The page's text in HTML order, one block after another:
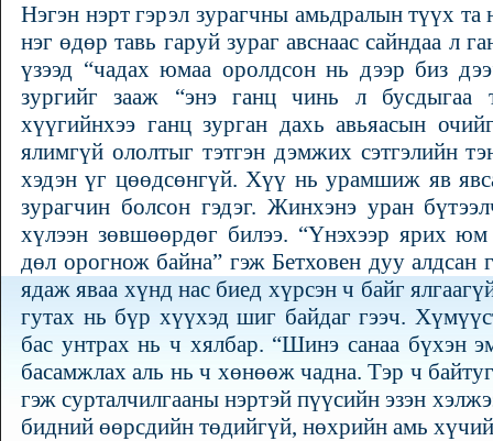
Нэгэн нэрт гэрэл зурагчны амьдралын түүх та
нэг өдөр тавь гаруй зураг авснаас сайндаа л
үзээд “чадах юмаа оролдсон нь дээр биз
зургийг зааж “энэ ганц чинь л
хүүгийнхээ ганц зурган дахь авьяасын
ялимгүй ололтыг тэтгэн дэмжих сэтгэлийн
хэдэн үг цөөдсөнгүй. Хүү нь урамшиж яв
зурагчин болсон гэдэг. Жинхэнэ уран
хүлээн зөвшөөрдөг билээ. “Үнэхээр ярих
дөл орогнож байна” гэж Бетховен дуу
ядаж яваа хүнд нас биед хүрсэн ч байг
гутах нь бүр хүүхэд шиг байдаг гээч.
бас унтрах нь ч хялбар. “Шинэ санаа бүхэн
басамжлах аль нь ч хөнөөж чадна. Тэр ч
гэж сурталчилгааны нэртэй пүүсийн эзэн
бидний өөрсдийн төдийгүй, нөхрийн амь